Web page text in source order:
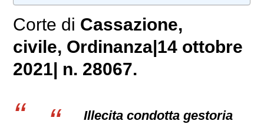
Corte di Cassazione,
civile, Ordinanza|14 ottobre
2021| n. 28067.
Illecita condotta gestoria